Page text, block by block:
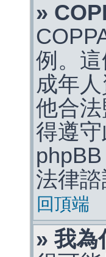
»
例。
成年
他合
得遵
法律
回頂端
» 我為